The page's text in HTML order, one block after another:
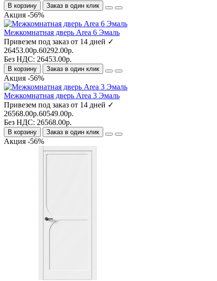
В корзину Заказ в один клик
Акция -56%
Межкомнатная дверь Area 6 Эмаль
Привезем под заказ от 14 дней ✓
26453.00р.60292.00р.
Без НДС: 26453.00р.
В корзину Заказ в один клик
Акция -56%
Межкомнатная дверь Area 3 Эмаль
Привезем под заказ от 14 дней ✓
26568.00р.60549.00р.
Без НДС: 26568.00р.
В корзину Заказ в один клик
Акция -56%